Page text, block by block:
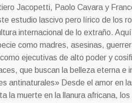
desde
8,00€
hasta
9,00€
Jacopetti, Paolo Cavara y
estudio lascivo pero lírico de los
internacional de lo extraño.
como madres, asesinas,
ejecutivas de alto poder y
que buscan la belleza eterna e
antinaturales» Desde el amor en
la muerte en la llanura africana, los